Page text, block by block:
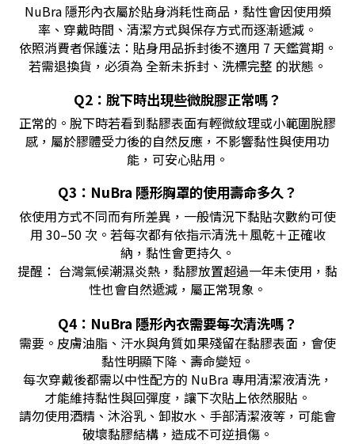
NuBra 隱形內衣屬於貼身消耗性商品，黏性會因使用頻
率、穿戴時間、清潔方式與保存方式而逐漸遞減。
依照消費者保護法：貼身用品拆封後不適用 7 天鑑賞期。
若需退換貨，必須為 全新未拆封、洗標完整 的狀態。
Q2：脫下時出現些微脫膠正常嗎？
正常的。脫下時若看到黏膠表面有輕微紋理或小範圍脫膠
感，屬於膠體受力後的自然反應，不影響黏性與使用功
能，可安心貼用。
Q3：NuBra 隱形胸罩的使用壽命多久？
依使用方式不同而有所差異，一般情況下黏貼次數約可使
用 30–50 次。若每次都有依指示清洗＋風乾＋正確收
納，黏性會更持久。
提醒： 台灣氣候潮濕炎熱，黏膠放置超過一年未使用，黏
性也會自然遞減，屬正常現象。
Q4：NuBra 隱形內衣需要每次清洗嗎？
需要。皮膚油脂、汗水與角質如果殘留在黏膠表面，會使
黏性明顯下降、壽命變短。
每次穿戴後都需以中性配方的 NuBra 專用清潔液清洗，
才能維持黏性與回彈度，讓下次貼上依然服貼。
請勿使用酒精、沐浴乳、卸妝水、手部清潔液等，可能會
破壞黏膠結構，造成不可逆損傷。